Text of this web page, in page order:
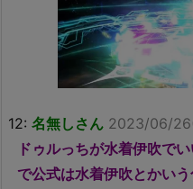
12: 名無しさん 2023/06/
ドゥルっちが水着伊吹で
で公式は水着伊吹とかい